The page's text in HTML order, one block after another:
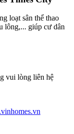
loạt sân thể thao
lông,... giúp cư dân
vui lòng liên hệ